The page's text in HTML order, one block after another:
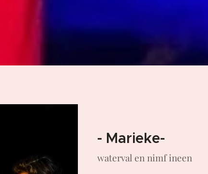
- Marieke-
waterval en nimf ineen